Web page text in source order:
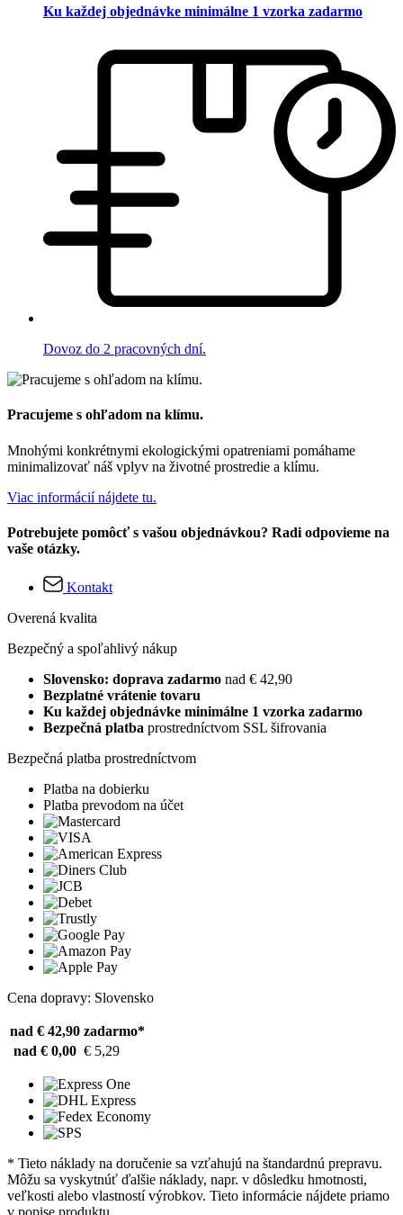
Ku každej objednávke minimálne 1 vzorka zadarmo
Dovoz do 2 pracovných dní.
Pracujeme s ohľadom na klímu.
Mnohými konkrétnymi ekologickými opatreniami pomáhame
minimalizovať náš vplyv na životné prostredie a klímu.
Viac informácií nájdete tu.
Potrebujete pomôcť s vašou objednávkou? Radi odpovieme na
vaše otázky.
Kontakt
Overená kvalita
Bezpečný a spoľahlivý nákup
Slovensko: doprava zadarmo nad € 42,90
Bezplatné vrátenie tovaru
Ku každej objednávke minimálne 1 vzorka zadarmo
Bezpečná platba prostredníctvom SSL šifrovania
Bezpečná platba prostredníctvom
Platba na dobierku
Platba prevodom na účet
Cena dopravy: Slovensko
nad € 42,90 zadarmo*
nad € 0,00 € 5,29
* Tieto náklady na doručenie sa vzťahujú na štandardnú prepravu.
Môžu sa vyskytnúť ďalšie náklady, napr. v dôsledku hmotnosti,
veľkosti alebo vlastností výrobkov. Tieto informácie nájdete priamo